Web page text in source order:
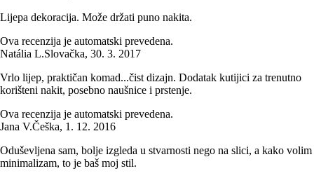
Lijepa dekoracija. Može držati puno nakita.
Ova recenzija je automatski prevedena.
Natália L.Slovačka, 30. 3. 2017
Vrlo lijep, praktičan komad...čist dizajn. Dodatak kutijici za trenutno
korišteni nakit, posebno naušnice i prstenje.
Ova recenzija je automatski prevedena.
Jana V.Češka, 1. 12. 2016
Oduševljena sam, bolje izgleda u stvarnosti nego na slici, a kako volim
minimalizam, to je baš moj stil.